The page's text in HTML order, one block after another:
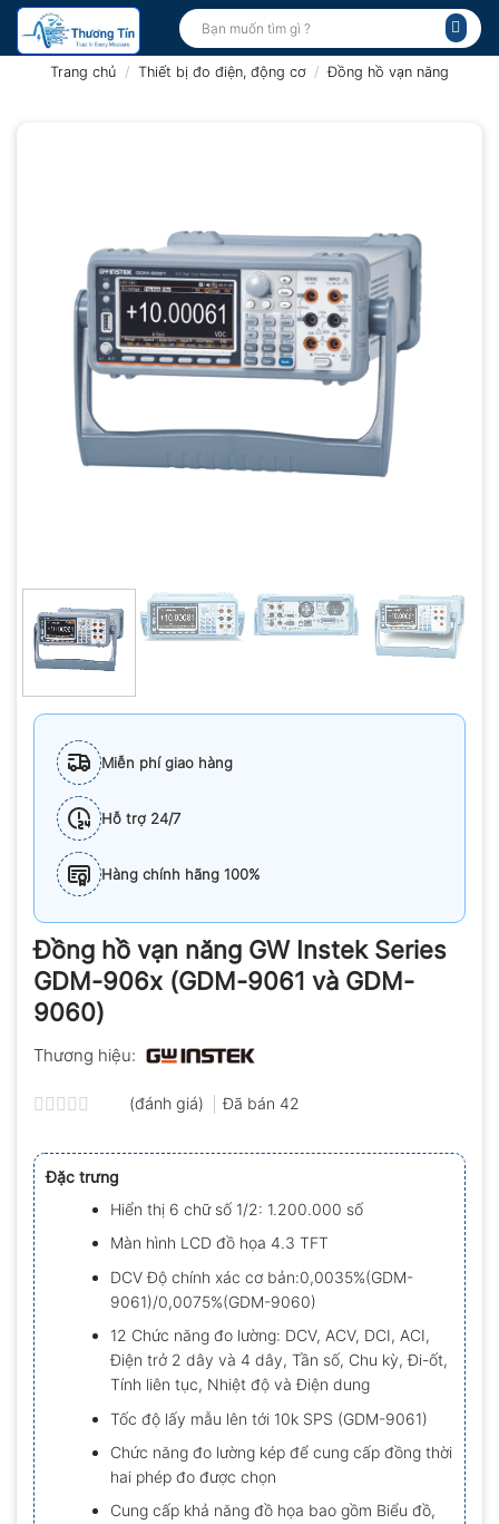
Bỏ
qua
Tìm
kiếm:
Trang chủ / Thiết bị đo điện, động cơ / Đồng hồ vạn năng
Miễn phí giao hàng
Hỗ trợ 24/7
Hàng chính hãng 100%
Đồng hồ vạn năng GW Instek Series
GDM-906x (GDM-9061 và GDM-
9060)
Thương hiệu:
xếp
hạng
0.0
5
sao
(đánh giá) Đã bán 42
Đặc trưng
Hiển thị 6 chữ số 1/2: 1.200.000 số
Màn hình LCD đồ họa 4.3 TFT
DCV Độ chính xác cơ bản:0,0035%(GDM-
9061)/0,0075%(GDM-9060)
12 Chức năng đo lường: DCV, ACV, DCI, ACI,
Điện trở 2 dây và 4 dây, Tần số, Chu kỳ, Đi-ốt,
Tính liên tục, Nhiệt độ và Điện dung
Tốc độ lấy mẫu lên tới 10k SPS (GDM-9061)
Chức năng đo lường kép để cung cấp đồng thời
hai phép đo được chọn
Cung cấp khả năng đồ họa bao gồm Biểu đồ,